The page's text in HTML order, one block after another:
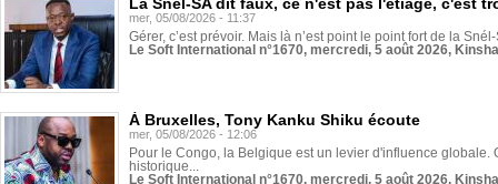
mer, 05/08/2026 - 11:37
Gérer, c’est prévoir. Mais là n’est point le point fort de la
Le Soft International n°1670, mercredi, 5 août 2026,
À Bruxelles, Tony Kanku Shiku écoute
mer, 05/08/2026 - 12:06
Pour le Congo, la Belgique est un levier d'influence globale.
historique...
Le Soft International n°1670, mercredi, 5 août 2026,